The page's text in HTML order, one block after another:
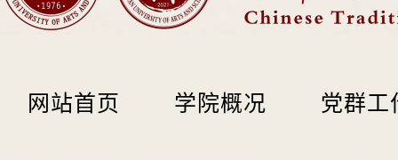
网站首页 学院概况 党群工